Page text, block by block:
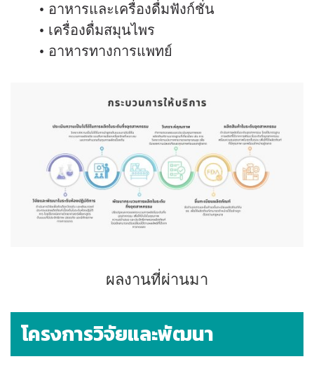
อาหารและเครื่องดื่มฟังก์ชั่น
เครื่องดื่มสมุนไพร
อาหารทางการแพทย์
ผลงานที่ผ่านมา
โครงการวิจัยและพัฒนา